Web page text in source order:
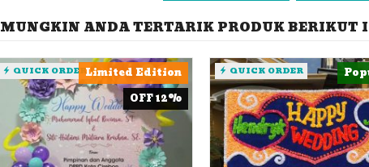
MUNGKIN ANDA TERTARIK PRODUK BERIKUT
Limited Edition
OFF 12%
QUICK ORDER QUICK ORDER